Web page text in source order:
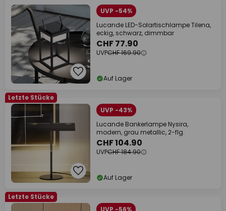
UVP -54%
Lucande LED-Solartischlampe Tilena,
eckig, schwarz, dimmbar
CHF 77.90
UVPCHF 169.90
Auf Lager
Letzte Stücke
UVP -43%
Lucande Bankerlampe Nysira,
modern, grau metallic, 2-flg.
CHF 104.90
UVPCHF 184.90
Auf Lager
Letzte Stücke
UVP -56%